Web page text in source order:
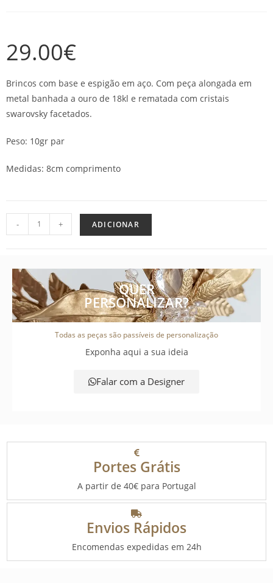
29.00€
Brincos com base e espigão em aço. Com peça alongada em
metal banhada a ouro de 18kl e rematada com cristais
swarovsky facetados.
Peso: 10gr par
Medidas: 8cm comprimento
- + ADICIONAR
QUER
PERSONALIZAR?
Todas as peças são passíveis de personalização
Exponha aqui a sua ideia
Falar com a Designer
Portes Grátis
A partir de 40€ para Portugal
Envios Rápidos
Encomendas expedidas em 24h